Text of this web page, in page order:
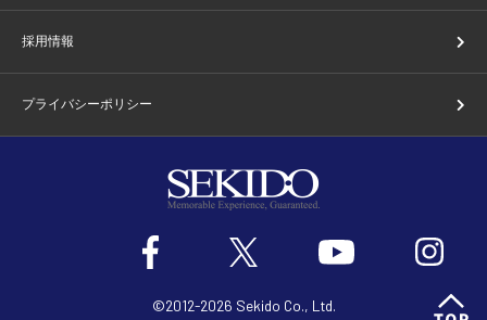
採用情報
プライバシーポリシー
©2012-2026 Sekido Co., Ltd.